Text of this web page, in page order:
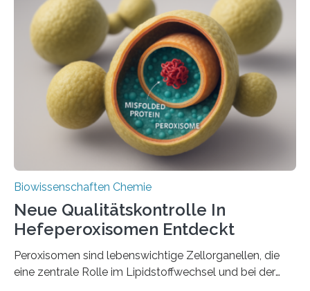
Biowissenschaften Chemie
Neue Qualitätskontrolle In
Hefeperoxisomen Entdeckt
Peroxisomen sind lebenswichtige Zellorganellen, die
eine zentrale Rolle im Lipidstoffwechsel und bei der